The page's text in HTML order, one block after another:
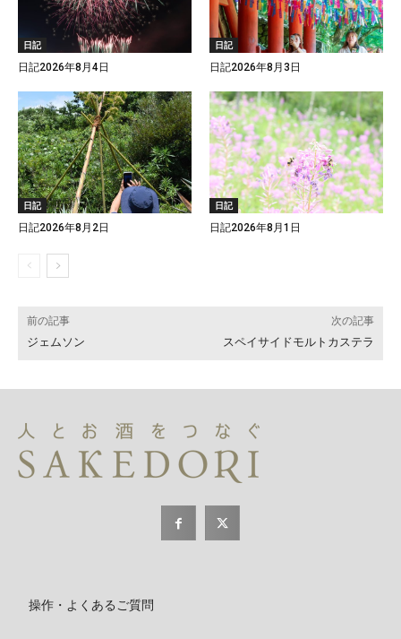
日記
日記2026年8月4日
日記
日記2026年8月3日
日記
日記2026年8月2日
日記
日記2026年8月1日
前の記事
ジェムソン
次の記事
スペイサイドモルトカステラ
操作・よくあるご質問